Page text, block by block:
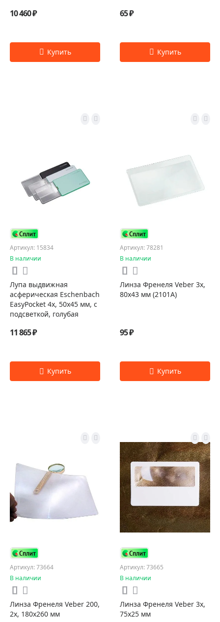
10 460 ₽ 65 ₽
Артикул: 15834
В наличии
Лупа выдвижная
асферическая Eschenbach
EasyPocket 4x, 50x45 мм, с
подсветкой, голубая
11 865 ₽
Артикул: 78281
В наличии
Линза Френеля Veber 3х,
80х43 мм (2101A)
95 ₽
Артикул: 73664
В наличии
Линза Френеля Veber 200,
2x, 180x260 мм
Артикул: 73665
В наличии
Линза Френеля Veber 3x,
75x25 мм